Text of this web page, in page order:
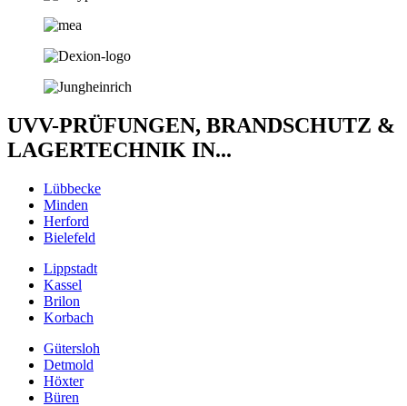
UVV-PRÜFUNGEN, BRANDSCHUTZ &
LAGERTECHNIK IN...
Lübbecke
Minden
Herford
Bielefeld
Lippstadt
Kassel
Brilon
Korbach
Gütersloh
Detmold
Höxter
Büren